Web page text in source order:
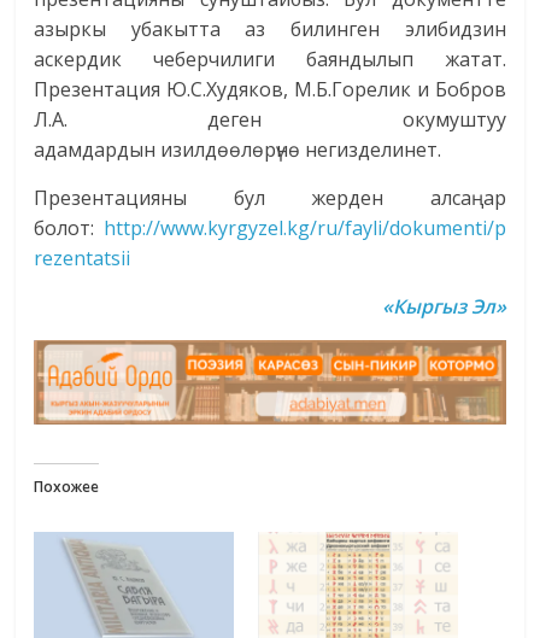
азыркы убакытта аз билинген элибидзин
аскердик чеберчилиги баяндылып жатат.
Презентация Ю.С.Худяков, М.Б.Горелик и Бобров
Л.А. деген окумуштуу
адамдардын изилдөөлөрүнө негизделинет.
Презентацияны бул жерден алсаңар
болот: http://www.kyrgyzel.kg/ru/fayli/dokumenti/p
rezentatsii
«Кыргыз Эл»
Похожее